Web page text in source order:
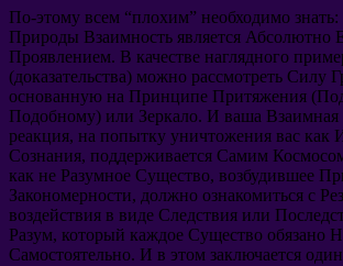
По-этому всем “плохим” необходимо знать:
Природы Взаимность является Абсолютно
Проявлением. В качестве наглядного
(доказательства) можно рассмотреть Силу
основанную на Принципе Притяжения (
Подобному) или Зеркало. И ваша Взаимная
реакция, на попытку уничтожения вас как
Сознания, поддерживается Самим
как не Разумное Существо, возбудившее
Закономерности, должно ознакомиться с
воздействия в виде Следствия или
Разум, который каждое Существо обязано
Самостоятельно. И в этом заключается